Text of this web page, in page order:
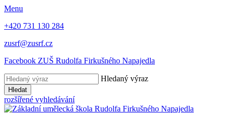
Menu
+420 731 130 284
zusrf@zusrf.cz
Facebook ZUŠ Rudolfa Firkušného Napajedla
Hledaný výraz
Hledat
rozšířené vyhledávání